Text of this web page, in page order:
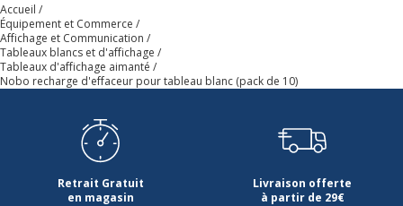
Accueil
Équipement et Commerce
Affichage et Communication
Tableaux blancs et d'affichage
Tableaux d'affichage aimanté
Nobo recharge d'effaceur pour tableau blanc (pack de 10)
Retrait Gratuit
en magasin
Livraison offerte
à partir de 29€